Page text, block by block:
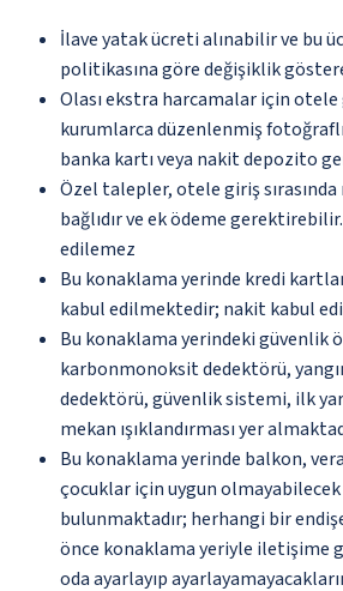
İlave yatak ücreti alınabilir ve bu
politikasına göre değişiklik
Olası ekstra harcamalar için
kurumlarca düzenlenmiş
banka kartı veya nakit depozito
Özel talepler, otele giriş
bağlıdır ve ek ödeme
edilemez
Bu konaklama yerinde kredi
kabul edilmektedir; nakit kabul
Bu konaklama yerindeki güvenlik
karbonmonoksit dedektörü,
dedektörü, güvenlik sistemi, ilk
mekan ışıklandırması yer
Bu konaklama yerinde balkon,
çocuklar için uygun
bulunmaktadır; herhangi bir
önce konaklama yeriyle iletişime
oda ayarlayıp